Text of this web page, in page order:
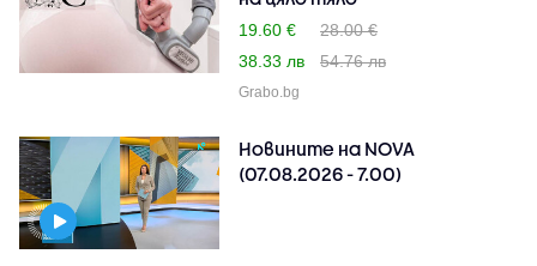
19.60 €
28.00 €
38.33 лв
54.76 лв
Grabo.bg
Новините на NOVA
(07.08.2026 - 7.00)